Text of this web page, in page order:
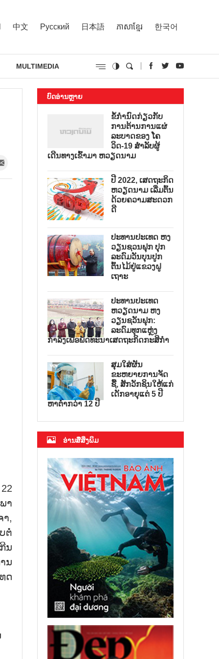
中文 Русский 日本語 ភាសាខ្មែរ 한국어
MULTIMEDIA
າ
,
ຕໍ່
ນ
ນ
ດ
ບົດອ່ານຫຼາຍ
ຂໍ້ກຳນົດກ່ຽວກັບ
ການຕ້ານການແຜ່
ລະບາດຂອງ ໂຄ
ວິດ-19 ສຳລັບຜູ້
ເດີນທາງເຂົ້າມາ ຫວຽດນາມ
ປີ 2022, ເສດຖະກິດ
ຫວຽດນາມ ເລີ່ມຕົ້ນ
ດ້ວຍຄວາມສະດວກ
ດີ
ປະທານປະເທດ ຫງ
ວຽນຊວນຟຸກ ປຸກ
ລະດົມວັນບຸນປູກ
ຕົ້ນໄມ້ຢູ່ແຂວງຝູ
ເຖາະ
ປະທານປະເທດ
ຫວຽດນາມ ຫງ
ວຽນຊວັນຟຸກ:
ລະດົມທຸກແຫຼ່ງ
ກຳລັງເພື່ອພັດທະນາເສດຖະກິດກະສິກຳ
ສຸມໃສ່ຜັນ
ຂະຫຍາຍການຈັດ
ຊື້, ສັກວັກຊິນໃຫ້ແກ່
ເດັກອາຍຸແຕ່ 5 ປີ
ຫາຕ່ຳກວ່າ 12 ປີ
ອ່ານສື່ສິ່ງພິມ